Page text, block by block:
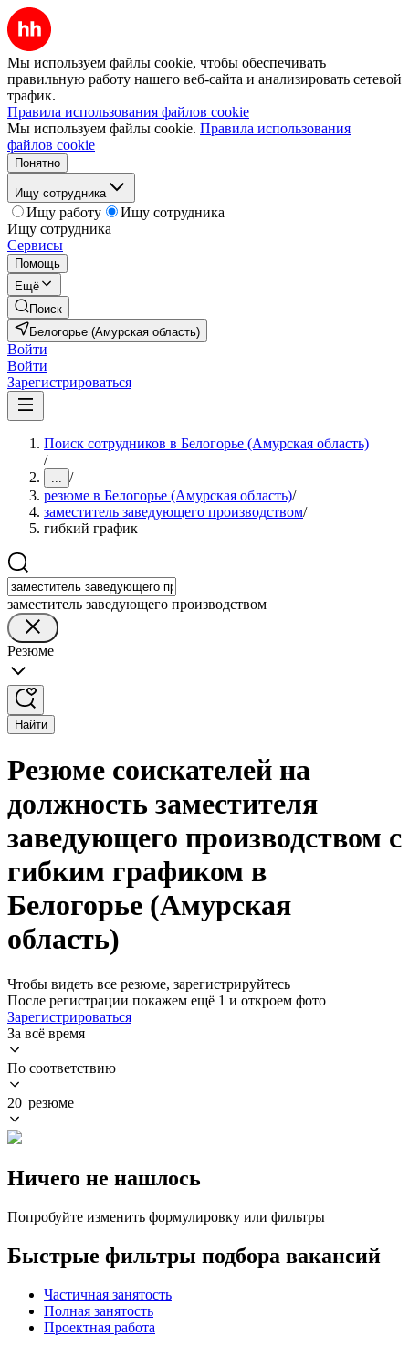
Мы используем файлы cookie, чтобы обеспечивать
правильную работу нашего веб-сайта и анализировать сетевой
трафик.
Правила использования файлов cookie
Мы используем файлы cookie. Правила использования
файлов cookie
Понятно
Ищу сотрудника
Ищу работу
Ищу сотрудника
Ищу сотрудника
Сервисы
Помощь
Ещё
Поиск
Белогорье (Амурская область)
Войти
Войти
Зарегистрироваться
Поиск сотрудников в Белогорье (Амурская область)
/
... /
резюме в Белогорье (Амурская область)/
заместитель заведующего производством/
гибкий график
заместитель заведующего производством
Резюме
Найти
Резюме соискателей на
должность заместителя
заведующего производством с
гибким графиком в
Белогорье (Амурская
область)
Чтобы видеть все резюме, зарегистрируйтесь
После регистрации покажем ещё 1 и откроем фото
Зарегистрироваться
За всё время
По соответствию
20 резюме
Ничего не нашлось
Попробуйте изменить формулировку или фильтры
Быстрые фильтры подбора вакансий
Частичная занятость
Полная занятость
Проектная работа